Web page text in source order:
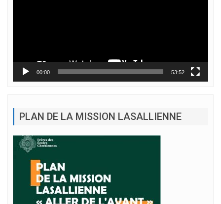
00:00 53:52
PLAN DE LA MISSION LASALLIENNE